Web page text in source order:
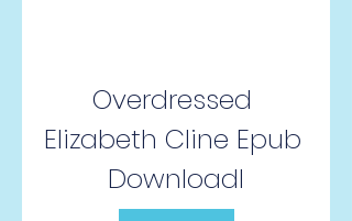
Overdressed
Elizabeth Cline Epub
Downloadl